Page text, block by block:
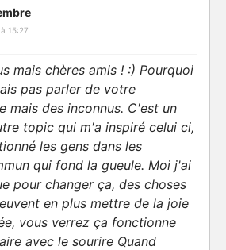
15:27
mais chères amis ! :) Pourquoi
pas parler de votre
mais des inconnus. C'est un
topic qui m'a inspiré celui ci,
les gens dans les
qui fond la gueule. Moi j'ai
pour changer ça, des choses
en plus mettre de la joie
vous verrez ça fonctionne
avec le sourire Quand